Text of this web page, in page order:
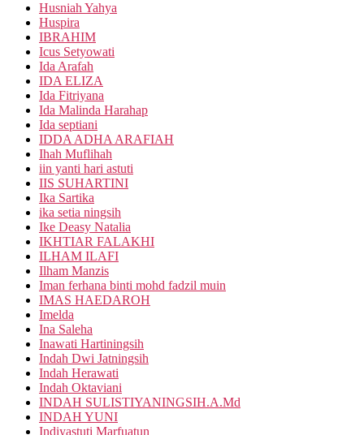
Husniah Yahya
Huspira
IBRAHIM
Icus Setyowati
Ida Arafah
IDA ELIZA
Ida Fitriyana
Ida Malinda Harahap
Ida septiani
IDDA ADHA ARAFIAH
Ihah Muflihah
iin yanti hari astuti
IIS SUHARTINI
Ika Sartika
ika setia ningsih
Ike Deasy Natalia
IKHTIAR FALAKHI
ILHAM ILAFI
Ilham Manzis
Iman ferhana binti mohd fadzil muin
IMAS HAEDAROH
Imelda
Ina Saleha
Inawati Hartiningsih
Indah Dwi Jatningsih
Indah Herawati
Indah Oktaviani
INDAH SULISTIYANINGSIH.A.Md
INDAH YUNI
Indiyastuti Marfuatun